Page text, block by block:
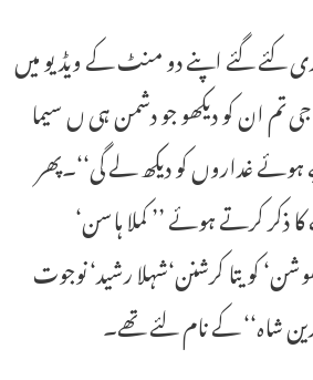
کئے گئے اپنے دو منٹ کے ویڈیو میں
تم ان کو دیکھو جو دشمن ہی ں سیما
ہوئے غداروں کو دیکھ لے گی‘‘۔پھر
ذکر کرتے ہوئے ’’ کملا ہاسن‘
کویتا کرشنن‘شہلا رشید‘ نوجوت
شاہ‘‘ کے نام لئے تھے۔